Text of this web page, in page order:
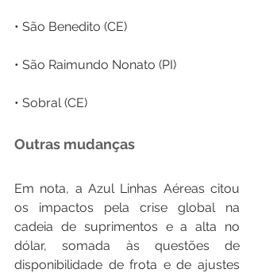
• São Benedito (CE)
• São Raimundo Nonato (PI)
• Sobral (CE)
Outras mudanças
Em nota, a Azul Linhas Aéreas citou
os impactos pela crise global na
cadeia de suprimentos e a alta no
dólar, somada às questões de
disponibilidade de frota e de ajustes